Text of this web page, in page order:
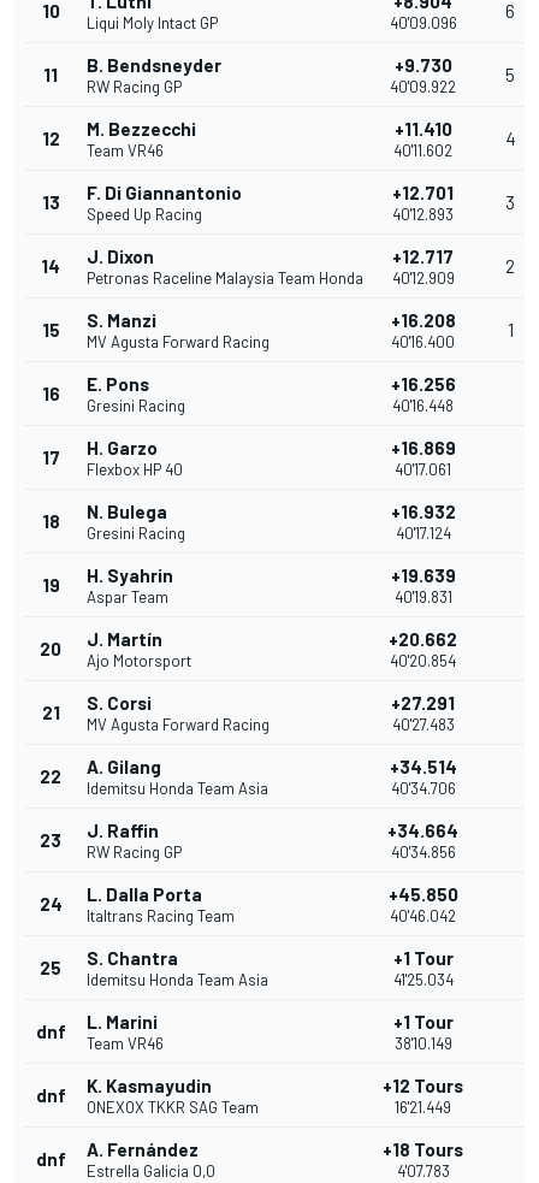
10
Liqui Moly Intact GP 40'09.096
6
11 B. Bendsneyder
RW Racing GP
+9.730
40'09.922
5
12 M. Bezzecchi
Team VR46
+11.410
40'11.602
4
13 F. Di Giannantonio
Speed Up Racing
+12.701
40'12.893
3
14 J. Dixon
Petronas Raceline Malaysia Team Honda
+12.717
40'12.909
2
15 S. Manzi
MV Agusta Forward Racing
+16.208
40'16.400
1
16 E. Pons
Gresini Racing
+16.256
40'16.448
17 H. Garzo
Flexbox HP 40
+16.869
40'17.061
18 N. Bulega
Gresini Racing
+16.932
40'17.124
19 H. Syahrin
Aspar Team
+19.639
40'19.831
20 J. Martín
Ajo Motorsport
+20.662
40'20.854
21 S. Corsi
MV Agusta Forward Racing
+27.291
40'27.483
22 A. Gilang
Idemitsu Honda Team Asia
+34.514
40'34.706
23 J. Raffin
RW Racing GP
+34.664
40'34.856
24 L. Dalla Porta
Italtrans Racing Team
+45.850
40'46.042
25 S. Chantra
Idemitsu Honda Team Asia
+1 Tour
41'25.034
dnf L. Marini
Team VR46
+1 Tour
38'10.149
dnf K. Kasmayudin
ONEXOX TKKR SAG Team
+12 Tours
16'21.449
dnf A. Fernández
Estrella Galicia 0,0
+18 Tours
4'07.783